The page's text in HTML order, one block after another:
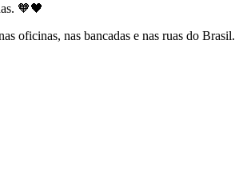
🧡🖤
oficinas, nas bancadas e nas ruas do Brasil.